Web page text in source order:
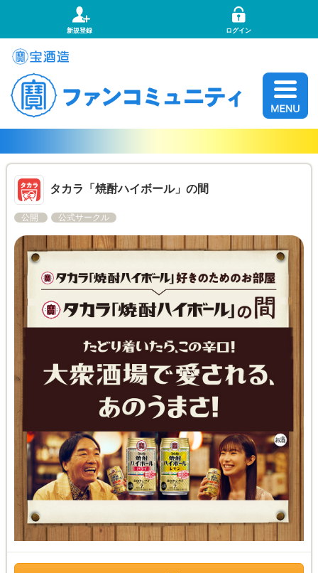
新規登録 ログイン
タカラ「焼酎ハイボール」の間
公開 公式サークル